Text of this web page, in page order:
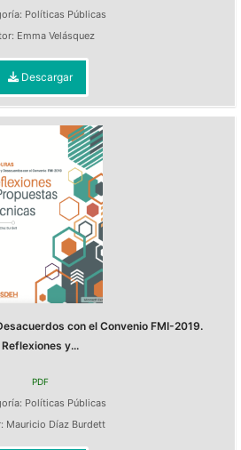
Políticas Públicas
Emma Velásquez
Descargar
con el Convenio FMI-2019.
Reflexiones y...
PDF
Políticas Públicas
Mauricio Díaz Burdett